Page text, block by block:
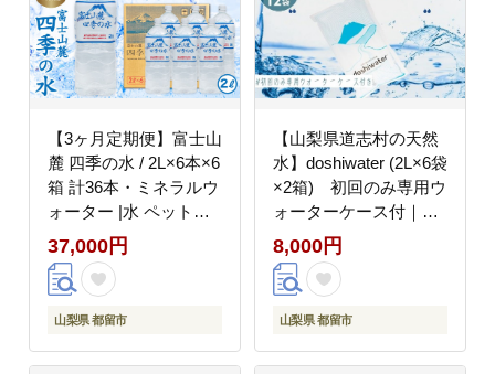
【3ヶ月定期便】富士山
麓 四季の水 / 2L×6本×6
箱 計36本・ミネラルウ
ォーター |水 ペットボ
トル 飲料水 保存水 備
蓄用 防災対策【都留
市】
37,000円
山梨県 都留市
【山梨県道志村の天然
水】doshiwater (2L×6袋
×2箱) 初回のみ専用ウ
ォーターケース付｜災
害備蓄 災害 長期保
存 ミネラルウォータ
ー 天然水 水 防災
8,000円
山梨県 都留市